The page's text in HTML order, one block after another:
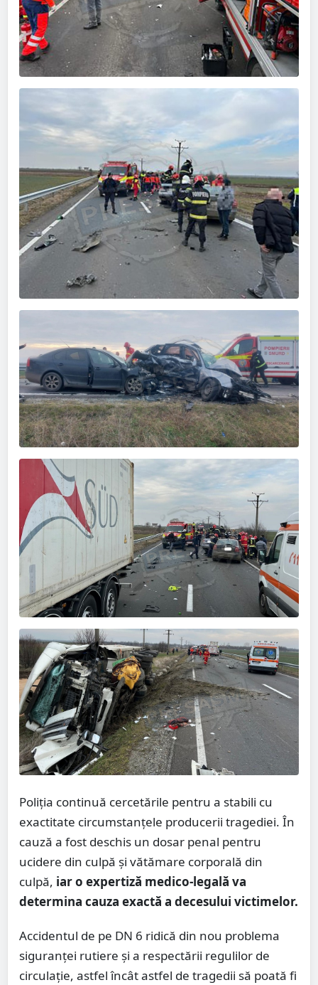
Poliția continuă cercetările pentru a stabili cu
exactitate circumstanțele producerii tragediei. În
cauză a fost deschis un dosar penal pentru
ucidere din culpă și vătămare corporală din
culpă, iar o expertiză medico-legală va
determina cauza exactă a decesului victimelor.
Accidentul de pe DN 6 ridică din nou problema
siguranței rutiere și a respectării regulilor de
circulație, astfel încât astfel de tragedii să poată fi